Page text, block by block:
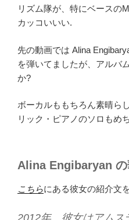
リズム隊が、特にベースの
カッコいいい.
先の動画では Alina
を弾いてましたが、アルバ
か?
ボーカルももちろん素晴ら
リック・ピアノのソロもめ
Alina Engibaryan の
こちらにある彼女の紹介文
2012年、彼女はアムス